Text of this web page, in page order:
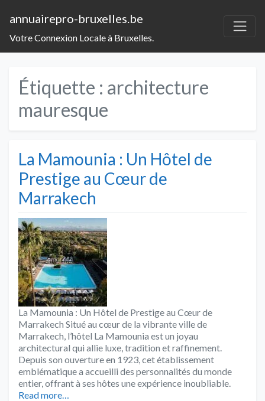
annuairepro-bruxelles.be
Votre Connexion Locale à Bruxelles.
Étiquette : architecture
mauresque
La Mamounia : Un Hôtel de
Prestige au Cœur de
Marrakech
La Mamounia : Un Hôtel de Prestige au Cœur de
Marrakech Situé au cœur de la vibrante ville de
Marrakech, l’hôtel La Mamounia est un joyau
architectural qui allie luxe, tradition et raffinement.
Depuis son ouverture en 1923, cet établissement
emblématique a accueilli des personnalités du monde
entier, offrant à ses hôtes une expérience inoubliable.
Read more…